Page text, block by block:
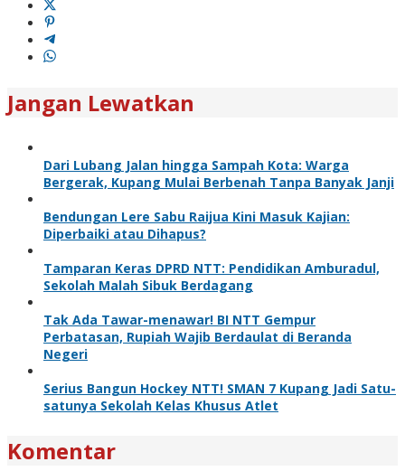
Jangan Lewatkan
Dari Lubang Jalan hingga Sampah Kota: Warga
Bergerak, Kupang Mulai Berbenah Tanpa Banyak Janji
Bendungan Lere Sabu Raijua Kini Masuk Kajian:
Diperbaiki atau Dihapus?
Tamparan Keras DPRD NTT: Pendidikan Amburadul,
Sekolah Malah Sibuk Berdagang
Tak Ada Tawar-menawar! BI NTT Gempur
Perbatasan, Rupiah Wajib Berdaulat di Beranda
Negeri
Serius Bangun Hockey NTT! SMAN 7 Kupang Jadi Satu-
satunya Sekolah Kelas Khusus Atlet
Komentar